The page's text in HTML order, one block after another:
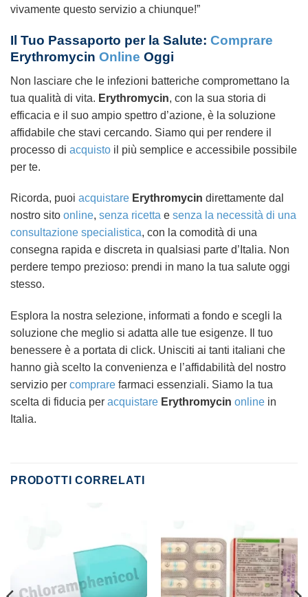
vivamente questo servizio a chiunque!”
Il Tuo Passaporto per la Salute: Comprare
Erythromycin Online Oggi
Non lasciare che le infezioni batteriche compromettano la
tua qualità di vita. Erythromycin, con la sua storia di
efficacia e il suo ampio spettro d’azione, è la soluzione
affidabile che stavi cercando. Siamo qui per rendere il
processo di acquisto il più semplice e accessibile possibile
per te.
Ricorda, puoi acquistare Erythromycin direttamente dal
nostro sito online, senza ricetta e senza la necessità di una
consultazione specialistica, con la comodità di una
consegna rapida e discreta in qualsiasi parte d’Italia. Non
perdere tempo prezioso: prendi in mano la tua salute oggi
stesso.
Esplora la nostra selezione, informati a fondo e scegli la
soluzione che meglio si adatta alle tue esigenze. Il tuo
benessere è a portata di click. Unisciti ai tanti italiani che
hanno già scelto la convenienza e l’affidabilità del nostro
servizio per comprare farmaci essenziali. Siamo la tua
scelta di fiducia per acquistare Erythromycin online in
Italia.
PRODOTTI CORRELATI